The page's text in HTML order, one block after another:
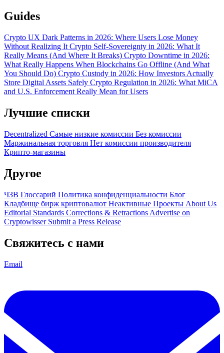
Guides
Crypto UX Dark Patterns in 2026: Where Users Lose Money
Without Realizing It Crypto Self-Sovereignty in 2026: What It
Really Means (And Where It Breaks) Crypto Downtime in 2026:
What Really Happens When Blockchains Go Offline (And What
You Should Do) Crypto Custody in 2026: How Investors Actually
Store Digital Assets Safely Crypto Regulation in 2026: What MiCA
and U.S. Enforcement Really Mean for Users
Лучшие списки
Decentralized Самые низкие комиссии Без комиссии
Маржинальная торговля Нет комиссии производителя
Крипто-магазины
Другое
ЧЗВ Глоссарий Политика конфиденциальности Блог
Кладбище бирж криптовалют Неактивные Проекты About Us
Editorial Standards Corrections & Retractions Advertise on
Cryptowisser Submit a Press Release
Свяжитесь с нами
Email